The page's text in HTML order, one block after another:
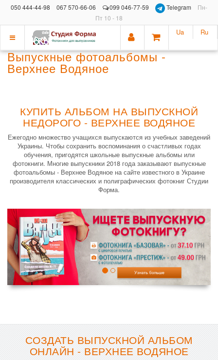
050 444-44-98 067 570-66-06 099 046-77-59 Telegram
Пн-
Пт 10 - 18
Показать
меню
Ua Ru
Выпускные фотоальбомы -
Верхнее Водяное
КУПИТЬ АЛЬБОМ НА ВЫПУСКНОЙ
НЕДОРОГО - ВЕРХНЕЕ ВОДЯНОЕ
Ежегодно множество учащихся выпускаются из учебных заведений
Украины. Чтобы сохранить воспоминания о счастливых годах
обучения, пригодятся школьные выпускные альбомы или
фотокниги. Многие выпускники 2018 года заказывают выпускные
фотоальбомы - Верхнее Водяное на сайте известного в Украине
производителя классических и полиграфических фотокниг Студии
Форма.
СОЗДАТЬ ВЫПУСКНОЙ АЛЬБОМ
ОНЛАЙН - ВЕРХНЕЕ ВОДЯНОЕ